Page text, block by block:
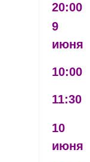
20:00
9
июня
10:00
11:30
10
июня